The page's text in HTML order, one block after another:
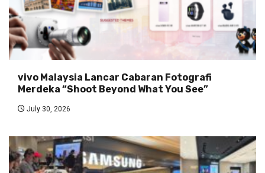
vivo Malaysia Lancar Cabaran Fotografi
Merdeka “Shoot Beyond What You See”
July 30, 2026